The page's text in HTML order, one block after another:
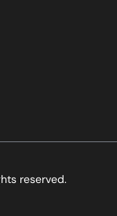
reserved.